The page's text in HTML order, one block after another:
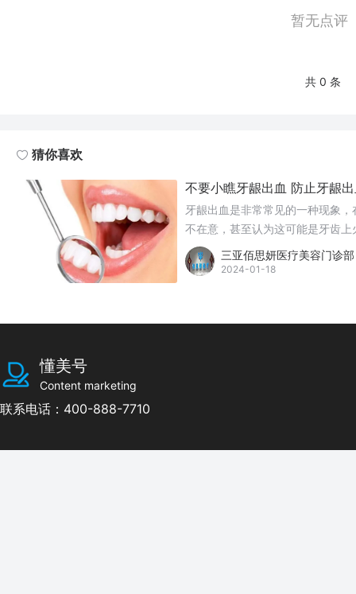
暂无点评
共 0 条
猜你喜欢
不要小瞧牙龈出血 防止牙龈
牙龈出血是非常常见的一种现象
不在意，甚至认为这可能是牙齿
三亚佰思妍医疗美容门诊部
2024-01-18
懂美号
Content marketing
联系电话：400-888-7710